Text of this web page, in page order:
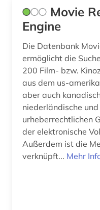
Movie
Engine
Die Datenbank
ermöglicht die
200 Film- bzw.
aus dem us-
aber auch
niederländische
urheberrechtlichen
der elektronische
Außerdem ist die
verknüpft... Mehr